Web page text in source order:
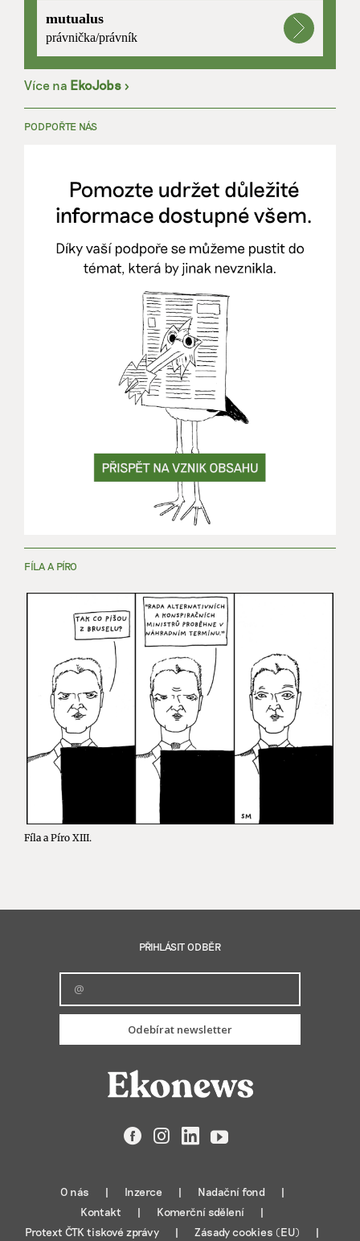
mutualus
právnička/právník
Více na EkoJobs >
PODPOŘTE NÁS
FÍLA A PÍRO
Fíla a Píro XIII.
PŘIHLÁSIT ODBĚR
Odebírat newsletter
FacebookInstagramLinkedIn
YouTube
O nás Inzerce
Nadační fond
Kontakt
Komerční sdělení
Protext ČTK tiskové zprávy
Zásady cookies (EU)